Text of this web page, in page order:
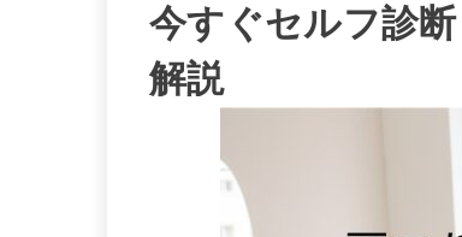
今すぐセルフ診
解説